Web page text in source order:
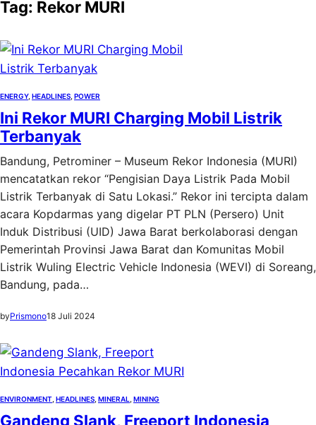
Tag: Rekor MURI
ENERGY, HEADLINES POWER
Ini Rekor MURI Charging Mobil Listrik
Terbanyak
Bandung, Petrominer – Museum Rekor Indonesia (MURI)
mencatatkan rekor “Pengisian Daya Listrik Pada Mobil
Listrik Terbanyak di Satu Lokasi.” Rekor ini tercipta dalam
acara Kopdarmas yang digelar PT PLN (Persero) Unit
Induk Distribusi (UID) Jawa Barat berkolaborasi dengan
Pemerintah Provinsi Jawa Barat dan Komunitas Mobil
Listrik Wuling Electric Vehicle Indonesia (WEVI) di Soreang,
Bandung, pada…
byPrismono18 Juli 2024
ENVIRONMENT HEADLINES MINERAL MINING
Gandeng Slank, Freeport Indonesia